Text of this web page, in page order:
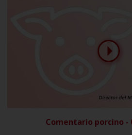
Comentario porcino -